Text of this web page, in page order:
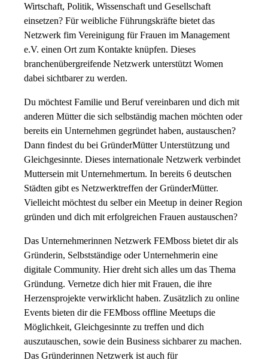
Wirtschaft, Politik, Wissenschaft und Gesellschaft
einsetzen? Für weibliche Führungskräfte bietet das
Netzwerk fim Vereinigung für Frauen im Management
e.V. einen Ort zum Kontakte knüpfen. Dieses
branchenübergreifende Netzwerk unterstützt Women
dabei sichtbarer zu werden.
Du möchtest Familie und Beruf vereinbaren und dich mit
anderen Mütter die sich selbständig machen möchten oder
bereits ein Unternehmen gegründet haben, austauschen?
Dann findest du bei GründerMütter Unterstützung und
Gleichgesinnte. Dieses internationale Netzwerk verbindet
Muttersein mit Unternehmertum. In bereits 6 deutschen
Städten gibt es Netzwerktreffen der GründerMütter.
Vielleicht möchtest du selber ein Meetup in deiner Region
gründen und dich mit erfolgreichen Frauen austauschen?
Das Unternehmerinnen Netzwerk FEMboss bietet dir als
Gründerin, Selbstständige oder Unternehmerin eine
digitale Community. Hier dreht sich alles um das Thema
Gründung. Vernetze dich hier mit Frauen, die ihre
Herzensprojekte verwirklicht haben. Zusätzlich zu online
Events bieten dir die FEMboss offline Meetups die
Möglichkeit, Gleichgesinnte zu treffen und dich
auszutauschen, sowie dein Business sichbarer zu machen.
Das Gründerinnen Netzwerk ist auch für